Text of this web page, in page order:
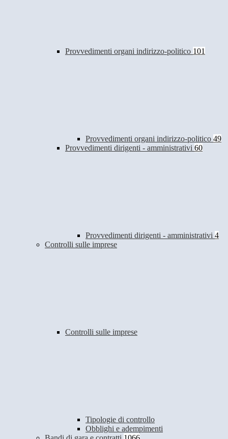
Provvedimenti organi indirizzo-politico 101
Provvedimenti organi indirizzo-politico 49
Provvedimenti dirigenti - amministrativi 60
Provvedimenti dirigenti - amministrativi 4
Controlli sulle imprese
Controlli sulle imprese
Tipologie di controllo
Obblighi e adempimenti